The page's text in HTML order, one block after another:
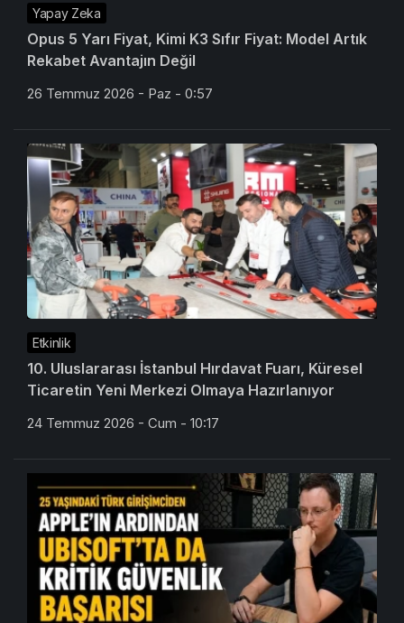
Yapay Zeka
Opus 5 Yarı Fiyat, Kimi K3 Sıfır Fiyat: Model Artık
Rekabet Avantajın Değil
26 Temmuz 2026 - Paz - 0:57
Etkinlik
10. Uluslararası İstanbul Hırdavat Fuarı, Küresel
Ticaretin Yeni Merkezi Olmaya Hazırlanıyor
24 Temmuz 2026 - Cum - 10:17